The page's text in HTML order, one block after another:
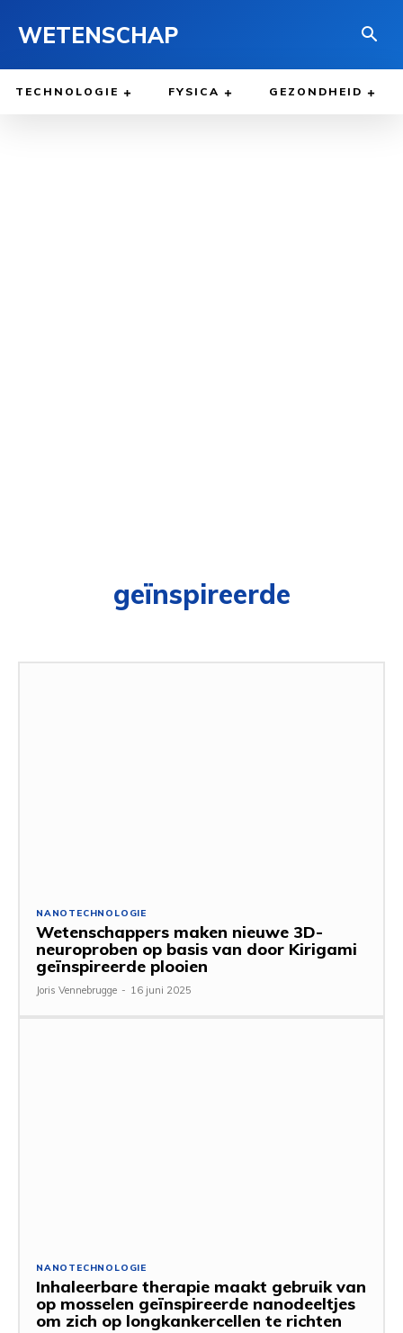
WETENSCHAP
TECHNOLOGIE FYSICA GEZONDHEID
geïnspireerde
NANOTECHNOLOGIE
Wetenschappers maken nieuwe 3D-
neuroproben op basis van door Kirigami
geïnspireerde plooien
Joris Vennebrugge - 16 juni 2025
NANOTECHNOLOGIE
Inhaleerbare therapie maakt gebruik van
op mosselen geïnspireerde nanodeeltjes
om zich op longkankercellen te richten